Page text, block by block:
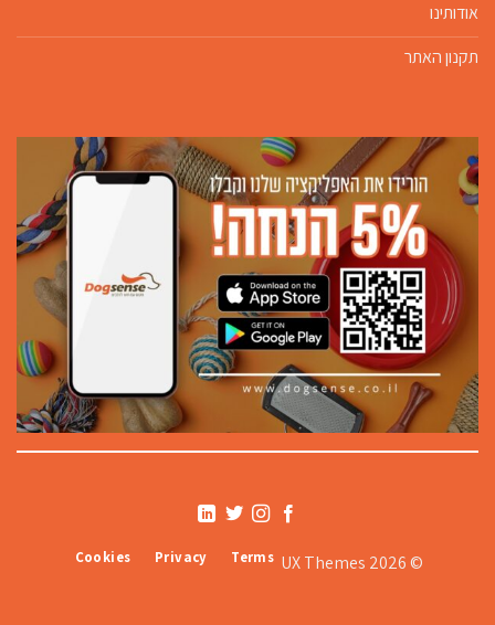
אודותינו
תקנון האתר
© 2026 UX Themes
Terms
Privacy
Cookies